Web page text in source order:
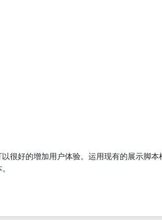
很好的增加用户体验。运用现有的展示脚